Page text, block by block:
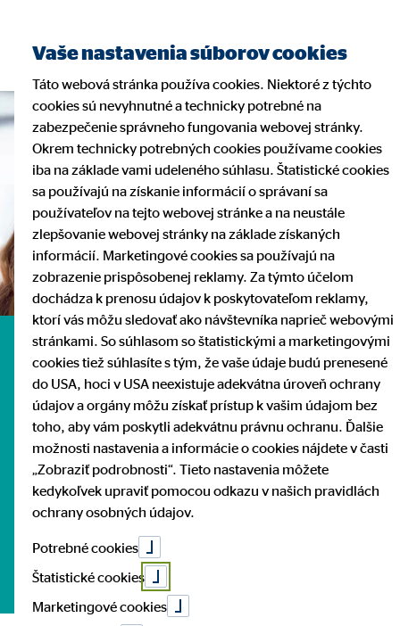
sprostredkovateľa
Komplexná ochrana
rodiny a majetku s
OVB Slovensko
Zabezpečenie rodiny a majetku je základom pokojného
života. V OVB nájdeme riešenie, ktoré vás ochráni v každej
situácii.
Vaše nastavenia súborov cookies
Táto webová stránka používa cookies. Niektoré z týchto
cookies sú nevyhnutné a technicky potrebné na
zabezpečenie správneho fungovania webovej stránky.
Okrem technicky potrebných cookies používame cookies
iba na základe vami udeleného súhlasu. Štatistické cookies
sa používajú na získanie informácií o správaní sa
používateľov na tejto webovej stránke a na neustále
zlepšovanie webovej stránky na základe získaných
informácií. Marketingové cookies sa používajú na
zobrazenie prispôsobenej reklamy. Za týmto účelom
dochádza k prenosu údajov k poskytovateľom reklamy,
ktorí vás môžu sledovať ako návštevníka naprieč webovými
stránkami. So súhlasom so štatistickými a marketingovými
cookies tiež súhlasíte s tým, že vaše údaje budú prenesené
do USA, hoci v USA neexistuje adekvátna úroveň ochrany
údajov a orgány môžu získať prístup k vašim údajom bez
toho, aby vám poskytli adekvátnu právnu ochranu. Ďalšie
možnosti nastavenia a informácie o cookies nájdete v časti
„Zobraziť podrobnosti“. Tieto nastavenia môžete
kedykoľvek upraviť pomocou odkazu v našich pravidlách
ochrany osobných údajov.
Potrebné cookies
Štatistické cookies
Marketingové cookies